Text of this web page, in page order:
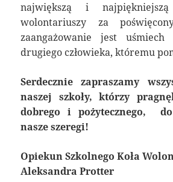
największą i
wolontariuszy za
zaangażowanie jest
drugiego człowieka, któremu
Serdecznie zapraszamy
naszej szkoły, którzy
dobrego i pożytecznego,
nasze szeregi!
Opiekun Szkolnego Koła
Aleksandra Protter